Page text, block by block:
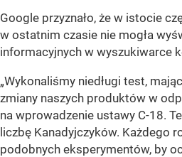
Google przyznało, że w istocie
w ostatnim czasie nie mogła
informacyjnych w wyszukiwarce
„Wykonaliśmy niedługi test,
zmiany naszych produktów w
na wprowadzenie ustawy C-18.
liczbę Kanadyjczyków. Każdego
podobnych eksperymentów, by